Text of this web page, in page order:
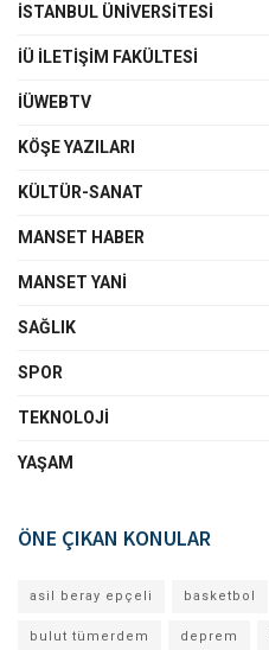
İSTANBUL ÜNIVERSITESI
İÜ İLETIŞIM FAKÜLTESI
İÜWEBTV
KÖŞE YAZILARI
KÜLTÜR-SANAT
MANSET HABER
MANSET YANI
SAĞLIK
SPOR
TEKNOLOJI
YAŞAM
ÖNE ÇIKAN KONULAR
asil beray epçeli basketbol
bulut tümerdem deprem